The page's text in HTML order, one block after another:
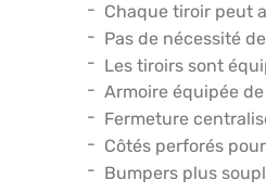
Chaque tiroir peut
Pas de nécessité
Les tiroirs sont
Armoire équipée
Fermeture
Côtés perforés
Bumpers plus